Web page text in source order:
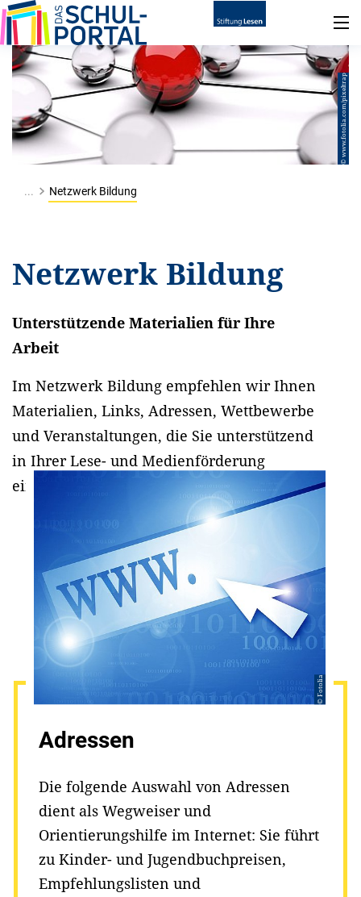
© www.fotolia.com/pixeltrap
... Netzwerk Bildung
Netzwerk Bildung
Unterstützende Materialien für Ihre
Arbeit
Im Netzwerk Bildung empfehlen wir Ihnen
Materialien, Links, Adressen, Wettbewerbe
und Veranstaltungen, die Sie unterstützend
in Ihrer Lese- und Medienförderung
einsetzen können.
Adressen
Die folgende Auswahl von Adressen
dient als Wegweiser und
Orientierungshilfe im Internet: Sie führt
zu Kinder- und Jugendbuchpreisen,
Empfehlungslisten und
© Fotolia